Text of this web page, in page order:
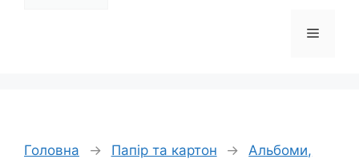
Меню
Головна → Папір та картон →
Альбоми,